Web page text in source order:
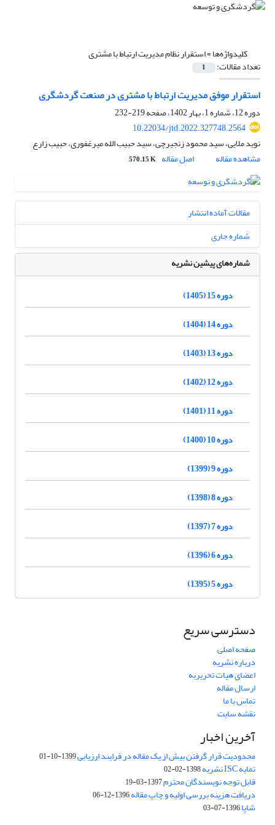
کلیدواژه‌ها =استقرار نظام مدیریت ارتباط با مشتری
تعداد مقالات: 1
استقرار موفق مدیریت ارتباط با مشتری در صنعت گردشگری
دوره 12، شماره 1، بهار 1402، صفحه
219-232
10.22034/jtd.2022.327748.2564
نوید ملایی، سید محمود زنجیرچی، سید حبیب الله میرغفوری، حبیب زارع
مشاهده مقاله
اصل مقاله 570.15 K
مقالات آماده انتشار
شماره جاری
شماره‌های پیشین نشریه
دوره 15 (1405)
دوره 14 (1404)
دوره 13 (1403)
دوره 12 (1402)
دوره 11 (1401)
دوره 10 (1400)
دوره 9 (1399)
دوره 8 (1398)
دوره 7 (1397)
دوره 6 (1396)
دوره 5 (1395)
دسترسی سریع
صفحه اصلی
درباره نشریه
اعضای هیات تحریریه
ارسال مقاله
تماس با ما
نقشه سایت
آخرین اخبار
محدودیت قرار گرفتن بیش از یک مقاله در فرایند ارزیابی1399-10-01
نمایه ISC نشریه 1398-02-02
قابل توجه نویسندگان محترم1397-03-19
دریافت هزینه بررسی اولیه و چاپ مقاله1396-12-06
شاپا1396-07-03